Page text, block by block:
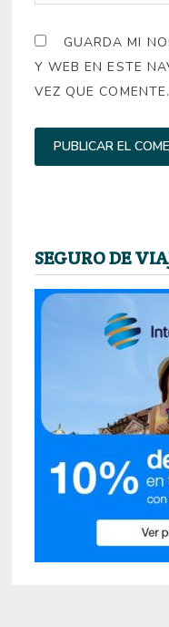
GUARDA MI
Y WEB EN ESTE
VEZ QUE COMENTE.
SEGURO DE